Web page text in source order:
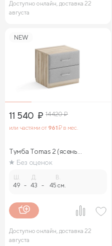
Доступно онлайн, доставка 22
августа
NEW
11 540 ₽ 14 420₽
или частями от 961₽ в мес.
Тумба Tomas 2 (ясень
ориноко)
Без оценок
49 -
Д.
43 -
В.
45 см.
Доступно онлайн, доставка 22
августа